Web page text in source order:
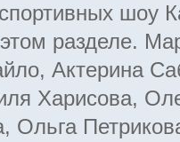
шоу
разделе.
Актерина
Харисова,
Ольга